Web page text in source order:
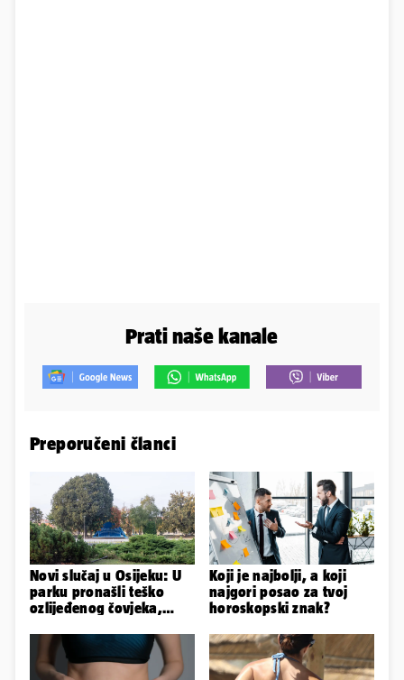
Prati naše kanale
Preporučeni članci
Novi slučaj u Osijeku: U
parku pronašli teško
ozlijeđenog čovjeka,
Koji je najbolji, a koji
najgori posao za tvoj
horoskopski znak?